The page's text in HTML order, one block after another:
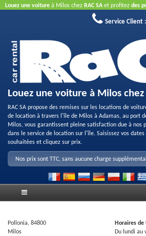
Louez une voiture à Milos chez RAC SA et profitez des
de la bonne qualité des véhicules loués
La carte de crédit n'est
Service Client :
Louez une voiture à Milos
RAC SA propose des remises sur les locations de
de location à travers l'île de Milos à Adamas, au port
Milos, vous garantissent pleine satisfaction due à nos
dans le service de location sur l'île. Saisissez vos
souhaitées et cliquez sur prix.
Nos prix sont TTC, sans aucune charge
Pollonia, 84800
Milos
Horaires de
Du lundi au